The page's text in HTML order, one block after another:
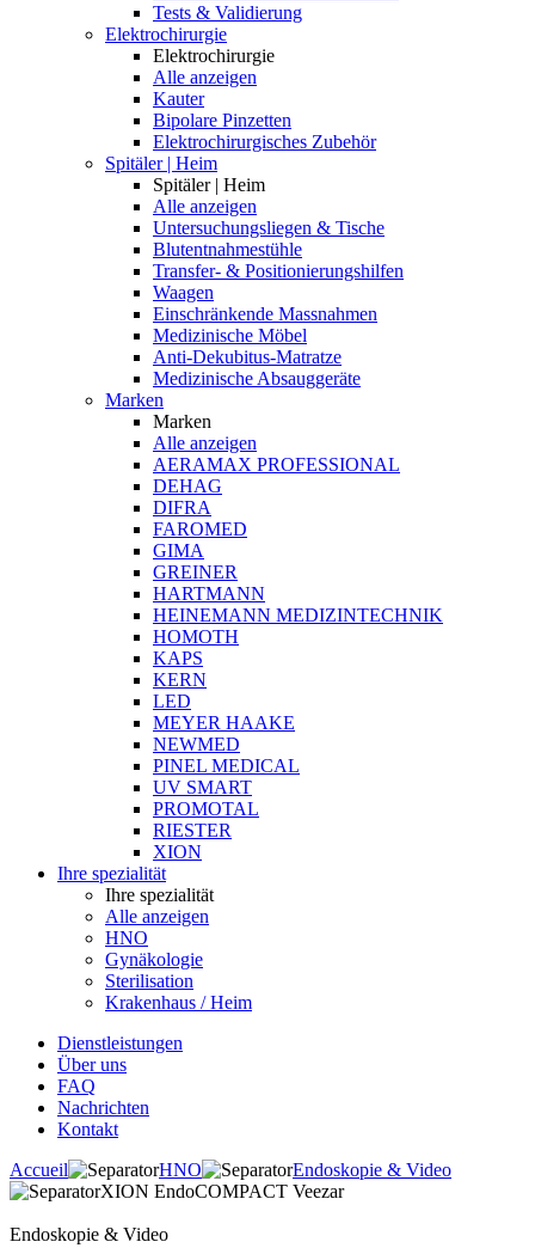
Tests & Validierung
Elektrochirurgie
Elektrochirurgie
Alle anzeigen
Kauter
Bipolare Pinzetten
Elektrochirurgisches Zubehör
Spitäler | Heim
Spitäler | Heim
Alle anzeigen
Untersuchungsliegen & Tische
Blutentnahmestühle
Transfer- & Positionierungshilfen
Waagen
Einschränkende Massnahmen
Medizinische Möbel
Anti-Dekubitus-Matratze
Medizinische Absauggeräte
Marken
Marken
Alle anzeigen
AERAMAX PROFESSIONAL
DEHAG
DIFRA
FAROMED
GIMA
GREINER
HARTMANN
HEINEMANN MEDIZINTECHNIK
HOMOTH
KAPS
KERN
LED
MEYER HAAKE
NEWMED
PINEL MEDICAL
UV SMART
PROMOTAL
RIESTER
XION
Ihre spezialität
Ihre spezialität
Alle anzeigen
HNO
Gynäkologie
Sterilisation
Krakenhaus / Heim
Dienstleistungen
Über uns
FAQ
Nachrichten
Kontakt
Accueil
HNO
Endoskopie & Video
XION EndoCOMPACT Veezar
Endoskopie & Video